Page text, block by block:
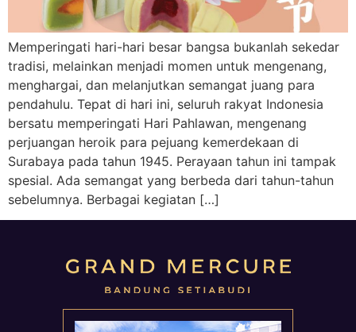
Memperingati hari-hari besar bangsa bukanlah sekedar
tradisi, melainkan menjadi momen untuk mengenang,
menghargai, dan melanjutkan semangat juang para
pendahulu. Tepat di hari ini, seluruh rakyat Indonesia
bersatu memperingati Hari Pahlawan, mengenang
perjuangan heroik para pejuang kemerdekaan di
Surabaya pada tahun 1945. Perayaan tahun ini tampak
spesial. Ada semangat yang berbeda dari tahun-tahun
sebelumnya. Berbagai kegiatan […]